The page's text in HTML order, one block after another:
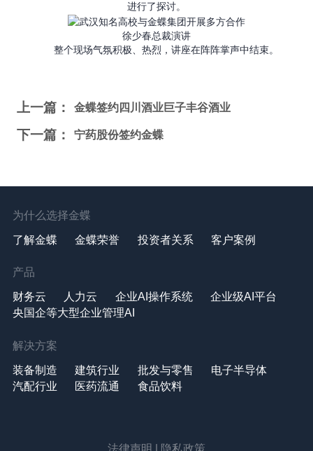
进行了探讨。
徐少春总裁演讲
整个现场气氛积极、热烈，讲座在阵阵掌声中结束。
上一篇： 金蝶签约四川酒业巨子丰谷酒业
下一篇： 宁药股份签约金蝶
为什么选择金蝶
了解金蝶 金蝶荣誉 投资者关系 客户案例
产品
财务云 人力云 企业AI操作系统
企业级AI平台
央国企等大型企业管理AI
解决方案
装备制造 建筑行业 批发与零售
电子半导体
汽配行业
医药流通 食品饮料
法律声明 隐私政策